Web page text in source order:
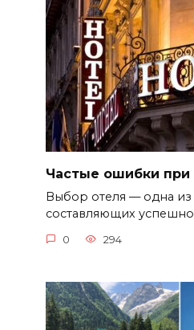
Частые ошибки при
Выбор отеля — одна
составляющих
0 294